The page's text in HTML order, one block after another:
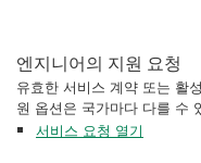
엔지니어의 지원 요청
유효한 서비스 계약 또는 활
원 옵션은 국가마다 다를 수
서비스 요청 열기